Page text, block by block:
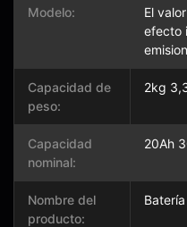
Modelo:
El
efecto
Capacidad de
peso:
2kg
Capacidad
nominal:
20Ah
Nombre del
producto: